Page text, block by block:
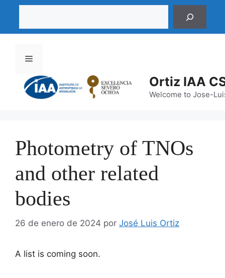
Saltar
contenido
Ortiz IAA
Welcome to Jose-
Menú
Photometry of TNOs
and other related
bodies
26 de enero de 2024 por José Luis Ortiz
A list is coming soon.